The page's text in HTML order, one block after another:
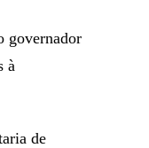
governador
à
de